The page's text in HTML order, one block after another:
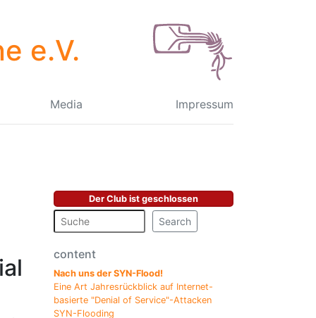
e.V.
Media Impressum
Der Club ist geschlossen
Search
content
Nach uns der SYN-Flood!
Eine Art Jahresrückblick auf Internet-
basierte "Denial of Service"-Attacken
SYN-Flooding